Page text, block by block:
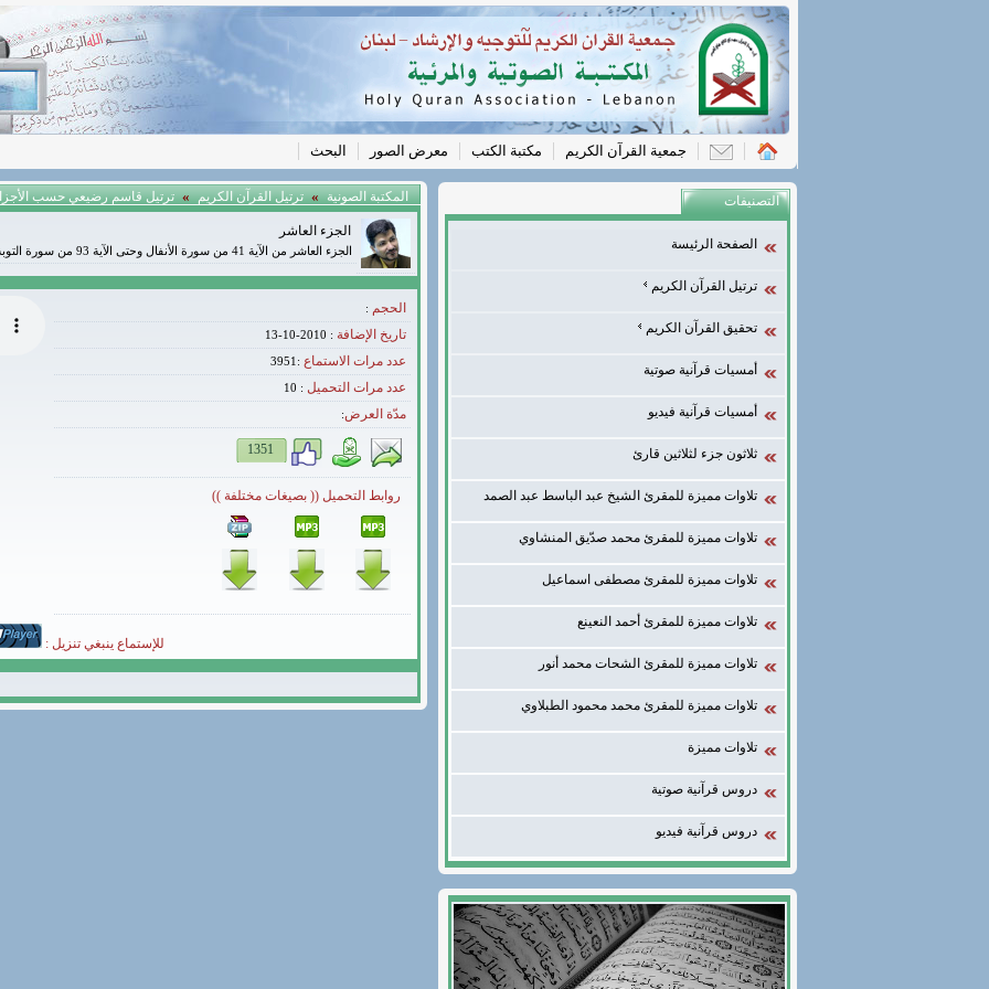
جمعية القرآن الكريم مكتبة الكتب معرض الصور البحث
المكتبة الصونية » ترتيل القرآن الكريم » ترتيل قاسم رضيعي حسب
الجزء العاشر
الجزء العاشر من الآية 41 من سورة الأنفال وحتى الآية 93 من سورة التوبة
الحجم :
تاريخ الإضافة : 2010-10-13
عدد مرات الاستماع :3951
عدد مرات التحميل :
10
مدّة العرض:
1351
روابط التحميل (( بصيغات مختلفة ))
للإستماع ينبغي تنزيل :
التصنيفات
الصفحة الرئيسة
ترتيل القرآن الكريم
تحقيق القرآن الكريم
أمسيات قرآنية صوتية
أمسيات قرآنية فيديو
ثلاثون جزء لثلاثين قارئ
تلاوات مميزة للمقرئ الشيخ عبد الباسط عبد الصمد
تلاوات مميزة للمقرئ محمد صدّيق المنشاوي
تلاوات مميزة للمقرئ مصطفى اسماعيل
تلاوات مميزة للمقرئ أحمد النعينع
تلاوات مميزة للمقرئ الشحات محمد أنور
تلاوات مميزة للمقرئ محمد محمود الطبلاوي
تلاوات مميزة
دروس قرآنية صوتية
دروس قرآنية فيديو